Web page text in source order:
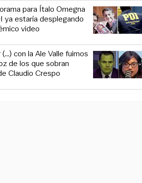
para Ítalo Omegna
ya estaría desplegando
video
con la Ale Valle fuimos
de los que sobran
Claudio Crespo